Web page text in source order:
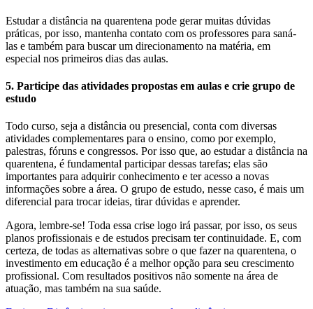
Estudar a distância na quarentena pode gerar muitas dúvidas
práticas, por isso, mantenha contato com os professores para saná-
las e também para buscar um direcionamento na matéria, em
especial nos primeiros dias das aulas.
5. Participe das atividades propostas em aulas e crie grupo de
estudo
Todo curso, seja a distância ou presencial, conta com diversas
atividades complementares para o ensino, como por exemplo,
palestras, fóruns e congressos. Por isso que, ao estudar a distância na
quarentena, é fundamental participar dessas tarefas; elas são
importantes para adquirir conhecimento e ter acesso a novas
informações sobre a área. O grupo de estudo, nesse caso, é mais um
diferencial para trocar ideias, tirar dúvidas e aprender.
Agora, lembre-se! Toda essa crise logo irá passar, por isso, os seus
planos profissionais e de estudos precisam ter continuidade. E, com
certeza, de todas as alternativas sobre o que fazer na quarentena, o
investimento em educação é a melhor opção para seu crescimento
profissional. Com resultados positivos não somente na área de
atuação, mas também na sua saúde.